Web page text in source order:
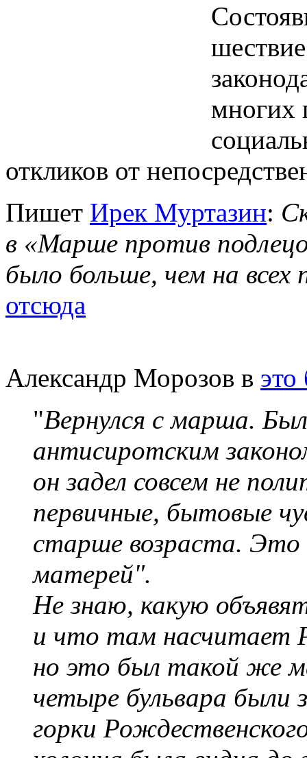
многих
откликов от
Пишет Ирек Муртазин:
в «Марше против
было больше, чем на
отсюда
Александр Морозов в
"Вернулся с марша.
антисиротским
он задел совсем не
первичные, бытовые
старше возраста.
матерей".
Не знаю, какую
и что там насчитает
но это был такой же
четыре бульвара
горки